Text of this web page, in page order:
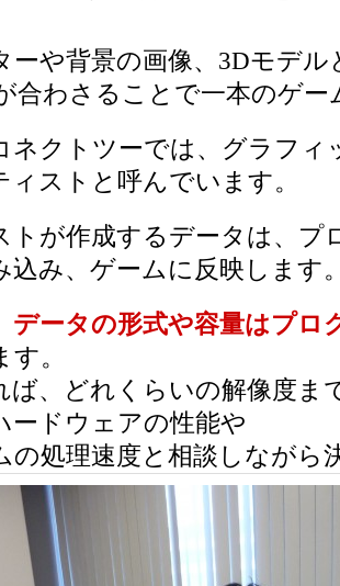
ーや背景の画像、3Dモデル
合わさることで一本のゲー
ネクトツーでは、グラフィ
ィストと呼んでいます。
トが作成するデータは、プ
込み、ゲームに反映します
データの形式や容量はプロ
。
ば、どれくらいの解像度ま
ードウェアの性能や
の処理速度と相談しながら